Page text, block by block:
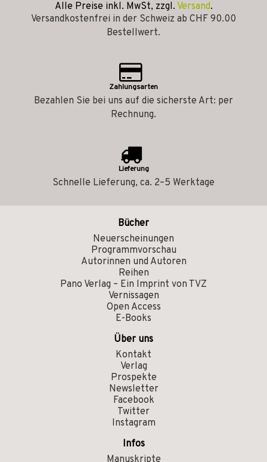
Alle Preise inkl. MwSt, zzgl. Versand.
Versandkostenfrei in der Schweiz ab CHF 90.00
Bestellwert.
Zahlungsarten
Bezahlen Sie bei uns auf die sicherste Art: per
Rechnung.
Lieferung
Schnelle Lieferung, ca. 2–5 Werktage
Bücher
Neuerscheinungen
Programmvorschau
Autorinnen und Autoren
Reihen
Pano Verlag – Ein Imprint von TVZ
Vernissagen
Open Access
E-Books
Über uns
Kontakt
Verlag
Prospekte
Newsletter
Facebook
Twitter
Instagram
Infos
Manuskripte